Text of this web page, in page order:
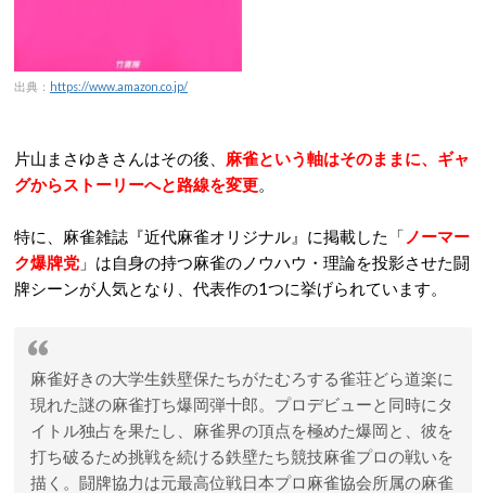
出典： https://www.amazon.co.jp/
片山まさゆきさんはその後、 麻雀という軸はそのままに、ギャ
グからストーリーへと路線を変更。
特に、麻雀雑誌『近代麻雀オリジナル』に掲載した「 ノーマー
ク爆牌党 」は自身の持つ麻雀のノウハウ・理論を投影させた闘
牌シーンが人気となり、代表作の1つに挙げられています。
麻雀好きの大学生鉄壁保たちがたむろする雀荘どら道楽に
現れた謎の麻雀打ち爆岡弾十郎。プロデビューと同時にタ
イトル独占を果たし、麻雀界の頂点を極めた爆岡と、彼を
打ち破るため挑戦を続ける鉄壁たち競技麻雀プロの戦いを
描く。闘牌協力は元最高位戦日本プロ麻雀協会所属の麻雀